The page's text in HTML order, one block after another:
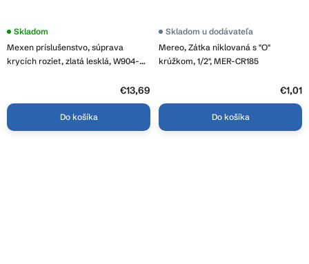
Mexen príslušenstvo, súprava
krycích roziet, zlatá lesklá, W904-
Skladom
€13,69
Do košíka
Mereo, Zátka niklovaná s "O"
krúžkom, 1/2", MER-CR185
Skladom u dodávateľa
€1,01
Do košíka